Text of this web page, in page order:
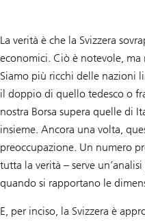
La verità è che la Svizzera
economici. Ciò è notevole,
Siamo più ricchi delle nazioni
il doppio di quello tedesco o
nostra Borsa supera quelle di
insieme. Ancora una volta,
preoccupazione. Un numero
tutta la verità – serve
quando si rapportano le
E, per inciso, la Svizzera è